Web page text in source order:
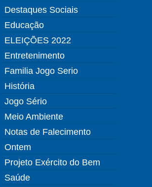
Destaques Sociais
Educação
ELEIÇÕES 2022
Entretenimento
Familia Jogo Serio
História
Jogo Sério
Meio Ambiente
Notas de Falecimento
Ontem
Projeto Exército do Bem
Saúde